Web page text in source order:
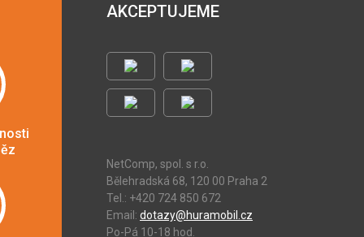
AKCEPTUJEME
NetComp, spol. s r.o.
Bělehradská 68, 120 00 Praha 2
Tel.: +420 724 850 672
Email: dotazy@huramobil.cz
Po-Pá 10-18 hod.